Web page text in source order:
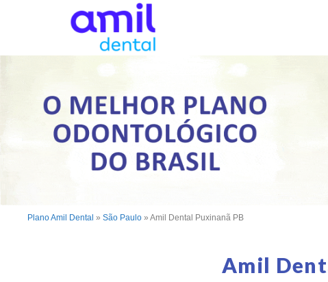
Plano Amil Dental » São Paulo » Amil Dental Puxinanã PB
Amil